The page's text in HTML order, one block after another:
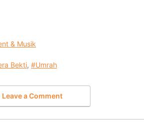
& Musik
Bekti, #Umrah
Leave a Comment